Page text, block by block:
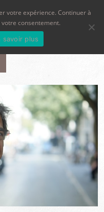
Aller au contenu principal
votre expérience. Continuer à
consentement.
savoir plus